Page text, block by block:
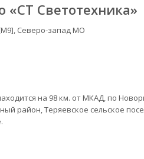
«СТ Светотехника»
Северо-запад МО
на 98 км. от МКАД, по
район, Теряевское сельское